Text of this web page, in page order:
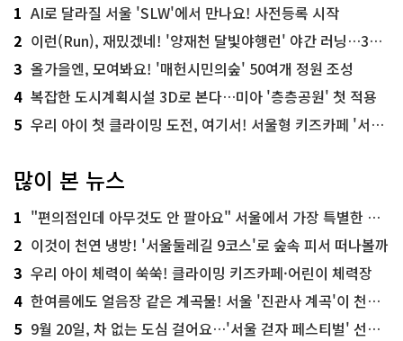
1 AI로 달라질 서울 'SLW'에서 만나요! 사전등록 시작
2 이런(Run), 재밌겠네! '양재천 달빛야행런' 야간 러닝…300명 모집
3 올가을엔, 모여봐요! '매헌시민의숲' 50여개 정원 조성
4 복잡한 도시계획시설 3D로 본다…미아 '층층공원' 첫 적용
5 우리 아이 첫 클라이밍 도전, 여기서! 서울형 키즈카페 '서울가족플라자점'
많이 본 뉴스
1 "편의점인데 아무것도 안 팔아요" 서울에서 가장 특별한 편의점의 정체
2 이것이 천연 냉방! '서울둘레길 9코스'로 숲속 피서 떠나볼까
3 우리 아이 체력이 쑥쑥! 클라이밍 키즈카페·어린이 체력장
4 한여름에도 얼음장 같은 계곡물! 서울 '진관사 계곡'이 천국이네~
5 9월 20일, 차 없는 도심 걸어요…'서울 걷자 페스티벌' 선착순 5천명